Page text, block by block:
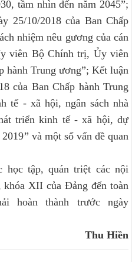
tầm nhìn đến năm 2045”;
25/10/2018 của Ban Chấp
nhiệm nêu gương của cán
viên Bộ Chính trị, Ủy viên
hành Trung ương”; Kết luận
của Ban Chấp hành Trung
tế - xã hội, ngân sách nhà
triển kinh tế - xã hội, dự
và một số vấn đề quan
học tập, quán triệt các nội
XII của Đảng đến toàn
hoàn thành trước ngày
Thu Hiền